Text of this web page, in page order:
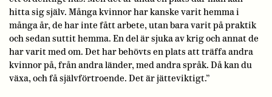
hitta sig själv. Många kvinnor har kanske varit hemma i
många år, de har inte fått arbete, utan bara varit på praktik
och sedan suttit hemma. En del är sjuka av krig och annat de
har varit med om. Det har behövts en plats att träffa andra
kvinnor på, från andra länder, med andra språk. Då kan du
växa, och få självförtroende. Det är jätteviktigt.”